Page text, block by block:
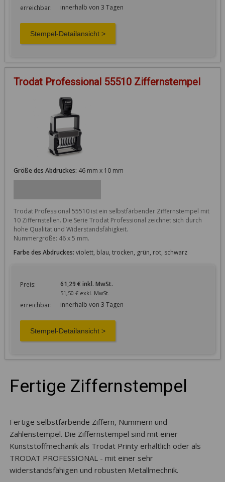
erreichbar: innerhalb von 3 Tagen
Trodat Professional 55510 Ziffernstempel
Größe des Abdruckes: 46 mm x 10 mm
Trodat Professional 55510 ist ein selbstfärbender Ziffernstempel mit
10 Ziffernstellen. Die Serie Trodat Professional zeichnet sich durch
hohe Qualität und Widerstandsfähigkeit.
Nummergröße: 46 x 5 mm.
Farbe des Abdruckes: violett, blau, trocken, grün, rot, schwarz
Preis: 61,29 € inkl. MwSt.
51,50 € exkl. MwSt.
erreichbar: innerhalb von 3 Tagen
Fertige Ziffernstempel
Fertige selbstfärbende Ziffern, Nummern und
Zahlenstempel. Die Ziffernstempel sind mit einer
Kunststoffmechanik als Trodat Printy erhältlich oder als
TRODAT PROFESSIONAL - mit einer sehr
widerstandsfähigen und robusten Metallmechnik.